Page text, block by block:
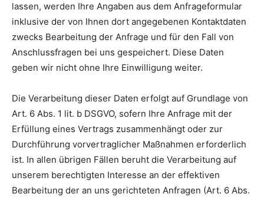
lassen, werden Ihre Angaben aus dem Anfrageformular
inklusive der von Ihnen dort angegebenen Kontaktdaten
zwecks Bearbeitung der Anfrage und für den Fall von
Anschlussfragen bei uns gespeichert. Diese Daten
geben wir nicht ohne Ihre Einwilligung weiter.
Die Verarbeitung dieser Daten erfolgt auf Grundlage von
Art. 6 Abs. 1 lit. b DSGVO, sofern Ihre Anfrage mit der
Erfüllung eines Vertrags zusammenhängt oder zur
Durchführung vorvertraglicher Maßnahmen erforderlich
ist. In allen übrigen Fällen beruht die Verarbeitung auf
unserem berechtigten Interesse an der effektiven
Bearbeitung der an uns gerichteten Anfragen (Art. 6 Abs.